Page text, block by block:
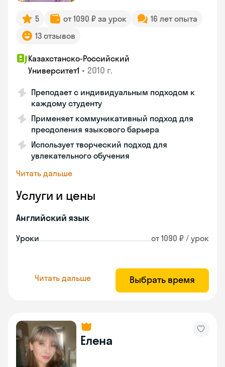
5 от 1090 ₽ за урок
16 лет опыта
13 отзывов
Казахстанско-Российский
Университет1 • 2010 г.
Преподает с индивидуальным подходом к
каждому студенту
Применяет коммуникативный подход для
преодоления языкового барьера
Использует творческий подход для
увлекательного обучения
Читать дальше
Услуги и цены
Английский язык
Уроки от 1090 ₽ / урок
Читать дальше Выбрать время
Елена